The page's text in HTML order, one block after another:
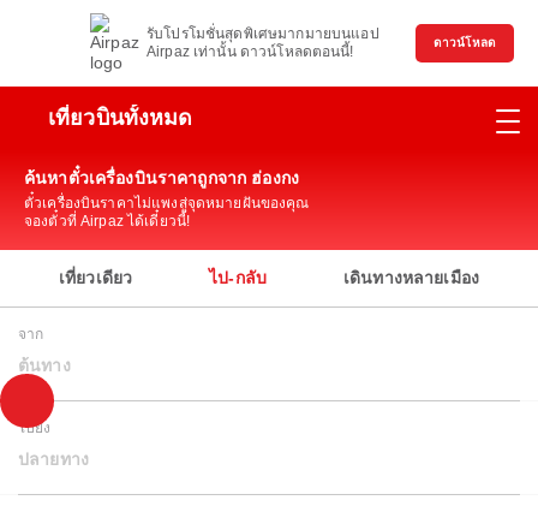
รับโปรโมชั่นสุดพิเศษมากมายบนแอป
Airpaz เท่านั้น ดาวน์โหลดตอนนี้!
ดาวน์โหลด
เที่ยวบินทั้งหมด
ค้นหาตั๋วเครื่องบินราคาถูกจาก ฮ่องกง
ตั๋วเครื่องบินราคาไม่แพงสู่จุดหมายฝันของคุณ
จองตั๋วที่ Airpaz ได้เดี๋ยวนี้!
เที่ยวเดียว ไป-กลับ เดินทางหลายเมือง
จาก
ต้นทาง
ไปยัง
ปลายทาง